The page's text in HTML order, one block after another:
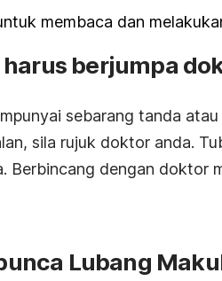
membaca dan
harus berjumpa
sebarang tanda
sila rujuk doktor anda.
Berbincang dengan doktor
Lubang